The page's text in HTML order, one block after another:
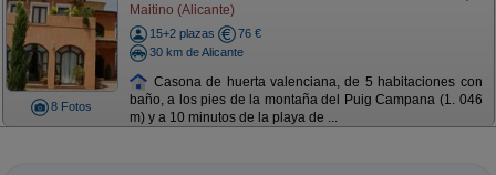
8 Fotos
Maitino (Alicante)
15+2 plazas
76 €
30 km de Alicante
Casona de huerta valenciana, de 5 habitaciones con
baño, a los pies de la montaña del Puig Campana (1. 046
m) y a 10 minutos de la playa de ...